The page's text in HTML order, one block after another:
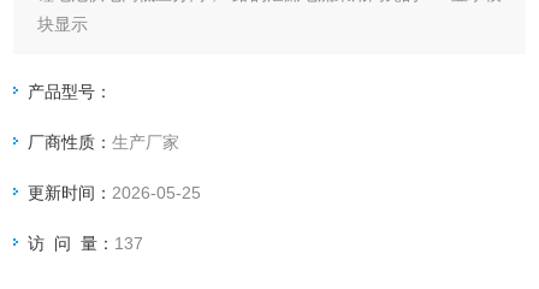
块显示
产品型号：
厂商性质：生产厂家
更新时间： 2026-05-25
访 问 量： 137